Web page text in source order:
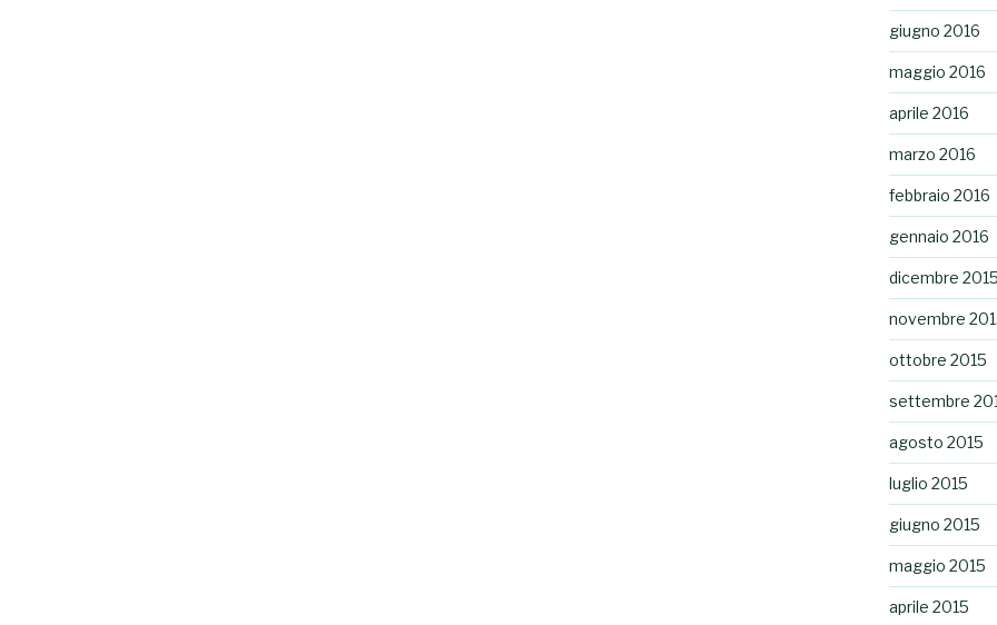
giugno 2016
maggio 2016
aprile 2016
marzo 2016
febbraio 2016
gennaio 2016
dicembre 2015
novembre
ottobre 2015
settembre
agosto 2015
luglio 2015
giugno 2015
maggio 2015
aprile 2015